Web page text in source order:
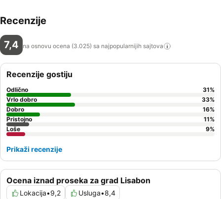
Recenzije
7,4 na osnovu ocena (3.025) sa najpopularnijih sajtova
Ocena iznad proseka za grad Lisabon
Lokacija•9,2 Usluga•8,4
Recenzije gostiju
Odlično 31%
Vrlo dobro
33%
Dobro
16%
Pristojno
11%
Loše
9%
Prikaži recenzije